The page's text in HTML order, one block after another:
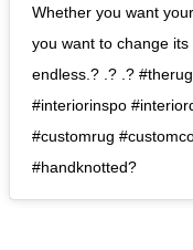
Whether you want
you want to change
endless.? .? .?
#interiorinspo
#customrug
#handknotted?